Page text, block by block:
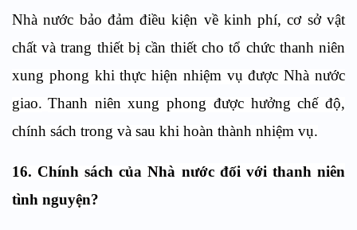
Nhà nước bảo đảm điều kiện về kinh phí, cơ sở vật
chất và trang thiết bị cần thiết cho tổ chức thanh niên
xung phong khi thực hiện nhiệm vụ được Nhà nước
giao. Thanh niên xung phong được hưởng chế độ,
chính sách trong và sau khi hoàn thành nhiệm vụ.
16. Chính sách củaNhà nước đối với thanh niên
tình nguyện?